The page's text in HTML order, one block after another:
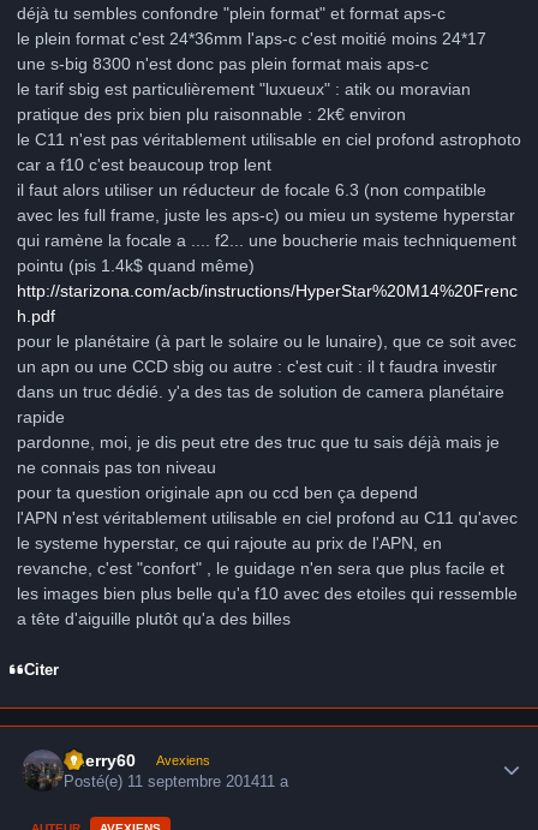
déjà tu sembles confondre "plein format" et format aps-c
le plein format c'est 24*36mm l'aps-c c'est moitié moins 24*17
une s-big 8300 n'est donc pas plein format mais aps-c
le tarif sbig est particulièrement "luxueux" : atik ou moravian
pratique des prix bien plu raisonnable : 2k€ environ
le C11 n'est pas véritablement utilisable en ciel profond astrophoto
car a f10 c'est beaucoup trop lent
il faut alors utiliser un réducteur de focale 6.3 (non compatible
avec les full frame, juste les aps-c) ou mieu un systeme hyperstar
qui ramène la focale a .... f2... une boucherie mais techniquement
pointu (pis 1.4k$ quand même)
http://starizona.com/acb/instructions/HyperStar%20M14%20Frenc
h.pdf
pour le planétaire (à part le solaire ou le lunaire), que ce soit avec
un apn ou une CCD sbig ou autre : c'est cuit : il t faudra investir
dans un truc dédié. y'a des tas de solution de camera planétaire
rapide
pardonne, moi, je dis peut etre des truc que tu sais déjà mais je
ne connais pas ton niveau
pour ta question originale apn ou ccd ben ça depend
l'APN n'est véritablement utilisable en ciel profond au C11 qu'avec
le systeme hyperstar, ce qui rajoute au prix de l'APN, en
revanche, c'est "confort" , le guidage n'en sera que plus facile et
les images bien plus belle qu'a f10 avec des etoiles qui ressemble
a tête d'aiguille plutôt qu'a des billes
Citer
thierry60 Avexiens
Posté(e) 11 septembre 201411 a